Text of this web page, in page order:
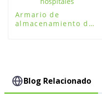
Armario de
almacenamiento de
Blog Relacionado